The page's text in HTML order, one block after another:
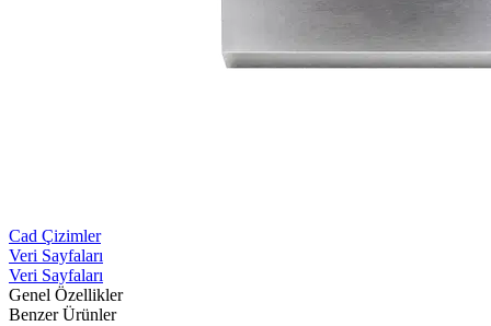
Cad Çizimler
Veri Sayfaları
Veri Sayfaları
Genel Özellikler
Benzer Ürünler